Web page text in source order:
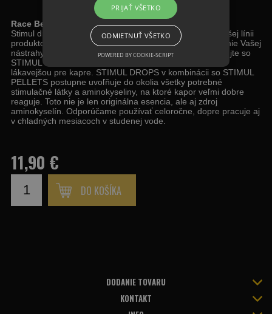
Race Berry STIMUL DROPS 30ml
Stimul drops boli vyvinuté tak, aby čo najlepšie ladili k našej línii
produktov NUTRIC WORLD. Môžete použiť na zvýraznenie Vašej
nástrahy, ale aj návnady, alebo jednoducho ich skombinujte so
STIMUL PELLETS PVA a urobte tak Vašu nástrahu ešte
lákavejšou pre kapre. STIMUL DROPS v kombinácii so STIMUL
PELLETS postupne uvoľňuje do okolia všetky potrebné
stimulačné látky a aminokyseliny, na ktoré kapor veľmi dobre
reaguje. Toto nie je len originálna esencia, ale aj zdroj
aminokyselín. Odporúčame používať celoročne, dopre pracuje aj
v chladných mesiacoch v studenej vode.
11,90 €
DO KOŠÍKA
DODANIE TOVARU
KONTAKT
PRIJAŤ VŠETKO
ODMIETNUŤ VŠETKO
POWERED BY COOKIE-SCRIPT